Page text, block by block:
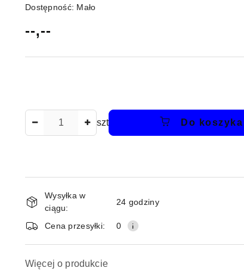
Dostępność: Mało
cena:
--,--
szt Do koszyka
Dostępność
i
dostawa
Wysyłka w
ciągu:
24 godziny
Cena przesyłki: 0
Więcej o produkcie